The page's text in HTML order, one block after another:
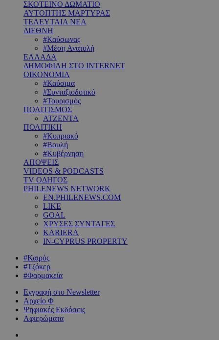
ΣΚΟΤΕΙΝΟ ΔΩΜΑΤΙΟ
ΑΥΤΟΠΤΗΣ ΜΑΡΤΥΡΑΣ
ΤΕΛΕΥΤΑΙΑ ΝΕΑ
ΔΙΕΘΝΗ
#Καύσωνας
#Μέση Ανατολή
ΕΛΛΑΔΑ
ΔΗΜΟΦΙΛΗ ΣΤΟ INTERNET
ΟΙΚΟΝΟΜΙΑ
#Καύσιμα
#Συνταξιοδοτικό
#Τουρισμός
ΠΟΛΙΤΙΣΜΟΣ
ΑΤΖΕΝΤΑ
ΠΟΛΙΤΙΚΗ
#Κυπριακό
#Βουλή
#Κυβέρνηση
ΑΠΟΨΕΙΣ
VIDEOS & PODCASTS
TV ΟΔΗΓΟΣ
PHILENEWS NETWORK
EN.PHILENEWS.COM
LIKE
GOAL
ΧΡΥΣΕΣ ΣΥΝΤΑΓΕΣ
KARIERA
IN-CYPRUS PROPERTY
#Καιρός
#Τζόκερ
#Φαρμακεία
Εγγραφή στο Newsletter
Αρχείο Φ
Ψηφιακές Εκδόσεις
Αφιερώματα